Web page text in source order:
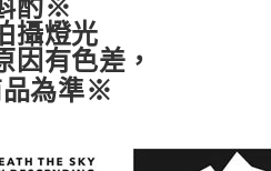
酌※
攝燈光
因有色差，
品為準※